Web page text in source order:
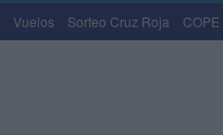
Vuelos Sorteo Cruz Roja